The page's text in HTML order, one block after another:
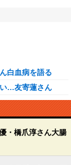
白血病を語る
い…友寄蓮さん
・橋爪淳さん大腸